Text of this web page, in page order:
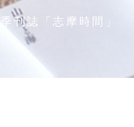
季刊誌「志摩時間」